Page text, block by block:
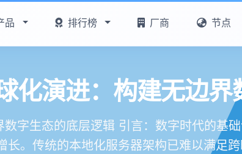
品 排行榜 厂商 节点
化演进：构建无边
字生态的底层逻辑 引言：数字时代的基
长。传统的本地化服务器架构已难以满足